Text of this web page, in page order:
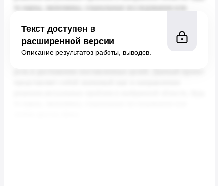
Текст доступен в
расширенной версии
Описание результатов работы, выводов.